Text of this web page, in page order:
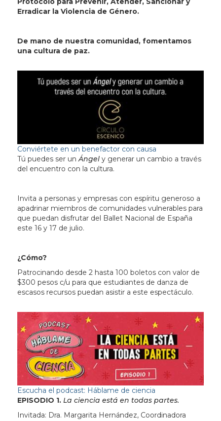
Erradicar la Violencia de Género.
De mano de nuestra comunidad, fomentamos
una cultura de paz.
Conviértete en un benefactor con causa
Tú puedes ser unÁngel y generar un cambio a través
del encuentro con la cultura.
Invita a personas y empresas con espíritu generoso a
apadrinar miembros de comunidades vulnerables para
que puedan disfrutar del Ballet Nacional de España
este 16 y 17 de julio.
¿Cómo?
Patrocinando desde 2 hasta 100 boletos con valor de
$300 pesos c/u para que estudiantes de danza de
escasos recursos puedan asistir a este espectáculo.
Escucha el podcast: Háblame de ciencia
EPISODIO 1. La ciencia está en todas partes.
Invitada: Dra. Margarita Hernández, Coordinadora